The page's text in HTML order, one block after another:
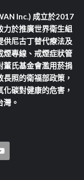
Inc.) 成立於2017
力於推廣世界衛生組
供尼古丁替代療法及
煙專線、戒煙症狀管
董氏基金會濫用菸捐
照的衛福部政策，
碳對健康的危害，
灣。